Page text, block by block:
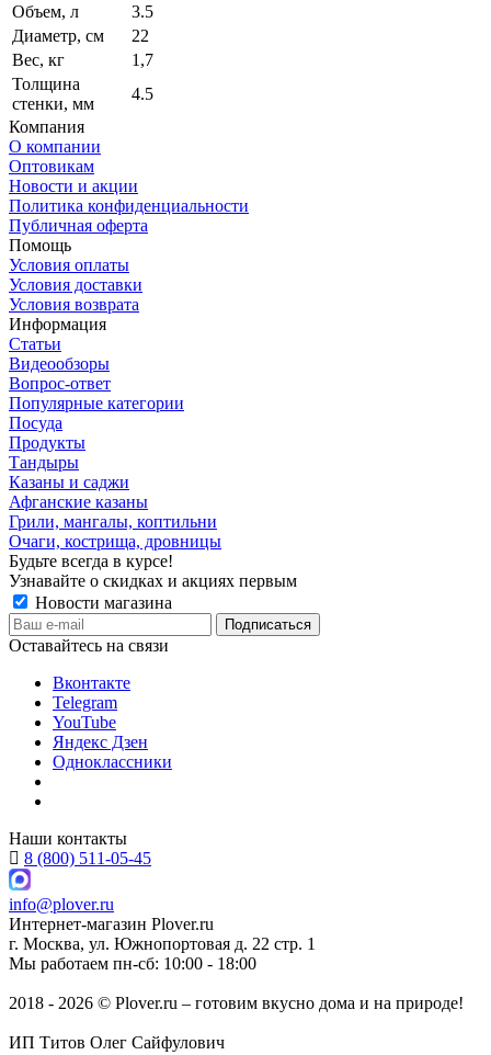
Объем, л
3.5
Диаметр, см
22
Вес, кг
1,7
Толщина
стенки, мм
4.5
Компания
О компании
Оптовикам
Новости и акции
Политика конфиденциальности
Публичная оферта
Помощь
Условия оплаты
Условия доставки
Условия возврата
Информация
Статьи
Видеообзоры
Вопрос-ответ
Популярные категории
Посуда
Продукты
Тандыры
Казаны и саджи
Афганские казаны
Грили, мангалы, коптильни
Очаги, кострища, дровницы
Будьте всегда в курсе!
Узнавайте о скидках и акциях первым
Новости магазина
Оставайтесь на связи
Вконтакте
Telegram
YouTube
Яндекс Дзен
Одноклассники
Наши контакты
8 (800) 511-05-45
info@plover.ru
Интернет-магазин Plover.ru
г. Москва, ул. Южнопортовая д. 22 стр. 1
Мы работаем пн-сб: 10:00 - 18:00
2018 - 2026 © Plover.ru – готовим вкусно дома и на природе!
ИП Титов Олег Сайфулович